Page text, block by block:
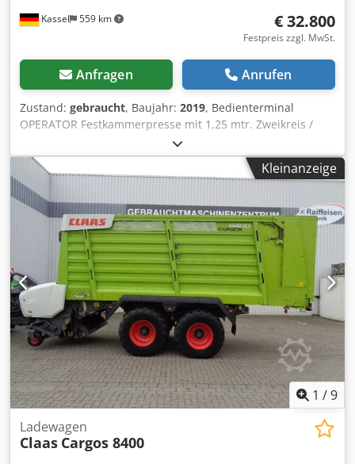
Kassel 559 km € 32.800
Festpreis zzgl. MwSt.
Anfragen Anrufen
Zustand: gebraucht, Baujahr: 2019, Bedienterminal
OPERATOR Festkammerpresse mit 1,25 mtr. Zweikreis /
Druckluftbremsanlage Bereifung: 500/50 - 17 Pick-up mit
Rollenniederhalter / Eingangsgetriebe mit 1.000 U/m /
Chedpfxjtia Dfj Agvea
Kleinanzeige
1 /9
Ladewagen
Claas Cargos 8400